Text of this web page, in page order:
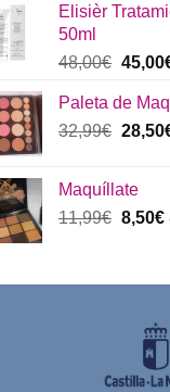
era:
Elisièr
50ml
48,00€ El
era:
45,00
Paleta de
32,99€ El
era:
28,50
Maquíllate
11,99€ El
era:
8,50€